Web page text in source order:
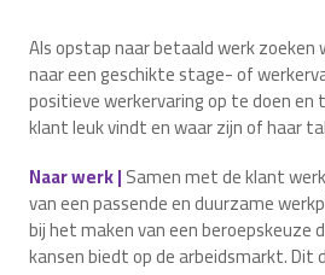
Als opstap naar betaald werk
naar een geschikte stage- of
positieve werkervaring op te doen
klant leuk vindt en waar zijn of haar
Naar werk |Samen met de klant
van een passende en duurzame
bij het maken van een beroepskeuze
kansen biedt op de arbeidsmarkt. Dit